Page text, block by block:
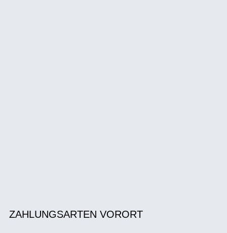
ZAHLUNGSARTEN VORORT